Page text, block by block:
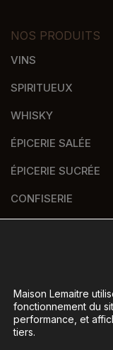
NOS PRODUITS
VINS
SPIRITUEUX
WHISKY
ÉPICERIE SALÉE
ÉPICERIE SUCRÉE
CONFISERIE
Maison Lemaitre
fonctionnement du
performance, et
tiers.